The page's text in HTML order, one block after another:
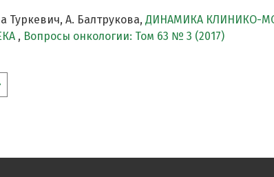
Туркевич, А. Балтрукова, ДИНАМИКА КЛИНИКО-
, Вопросы онкологии: Том 63 № 3 (2017)